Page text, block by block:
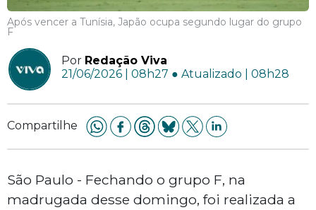
Após vencer a Tunísia, Japão ocupa segundo lugar do grupo
F
Por Redação Viva
21/06/2026 | 08h27 ● Atualizado | 08h28
Compartilhe
São Paulo - Fechando o grupo F, na
madrugada desse domingo, foi realizada a